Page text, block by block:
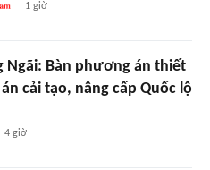
1 giờ
Ngãi: Bàn phương án thiết
cải tạo, nâng cấp Quốc lộ
4 giờ